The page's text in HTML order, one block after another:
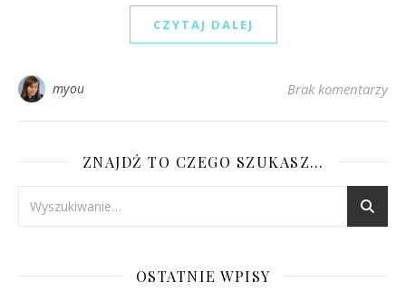
CZYTAJ DALEJ
myou Brak komentarzy
ZNAJDŹ TO CZEGO SZUKASZ…
OSTATNIE WPISY